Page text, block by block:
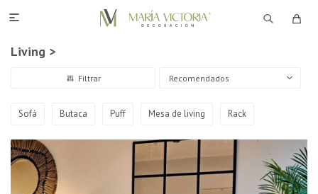

Living >
Recomendados
Sofá Butaca Puff Mesa de living Rack